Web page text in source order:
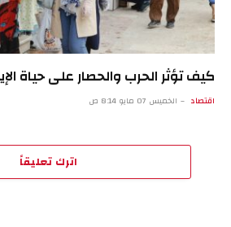
كيف تؤثر الحرب والحصار على حياة
اقتصاد الخميس 07 مايو 8:14 ص
اترك تعليقاً